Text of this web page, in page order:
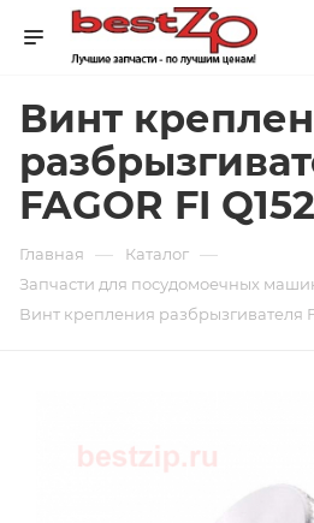
Винт
FAGOR FI
Главная — Каталог —
Запчасти для посудомоечных
Винт крепления разбрызгивателя